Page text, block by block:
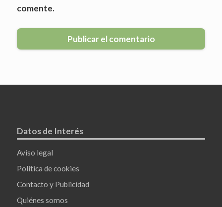
comente.
Datos de Interés
Aviso legal
Política de cookies
Contacto y Publicidad
Quiénes somos